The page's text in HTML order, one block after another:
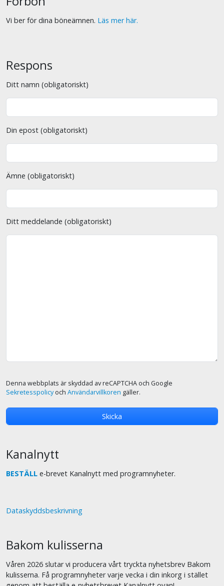
Vi ber för dina böneämnen. Läs mer här.
Respons
Ditt namn (obligatoriskt)
Din epost (obligatoriskt)
Ämne (obligatoriskt)
Ditt meddelande (obligatoriskt)
Denna webbplats är skyddad av reCAPTCHA och Google
Sekretesspolicyoch Användarvillkoren gäller.
Kanalnytt
BESTÄLL e-brevet Kanalnytt med programnyheter.
Dataskyddsbeskrivning
Bakom kulisserna
Våren 2026 slutar vi producera vårt tryckta nyhetsbrev Bakom
kulisserna. Få programnyheter varje vecka i din inkorg i stället